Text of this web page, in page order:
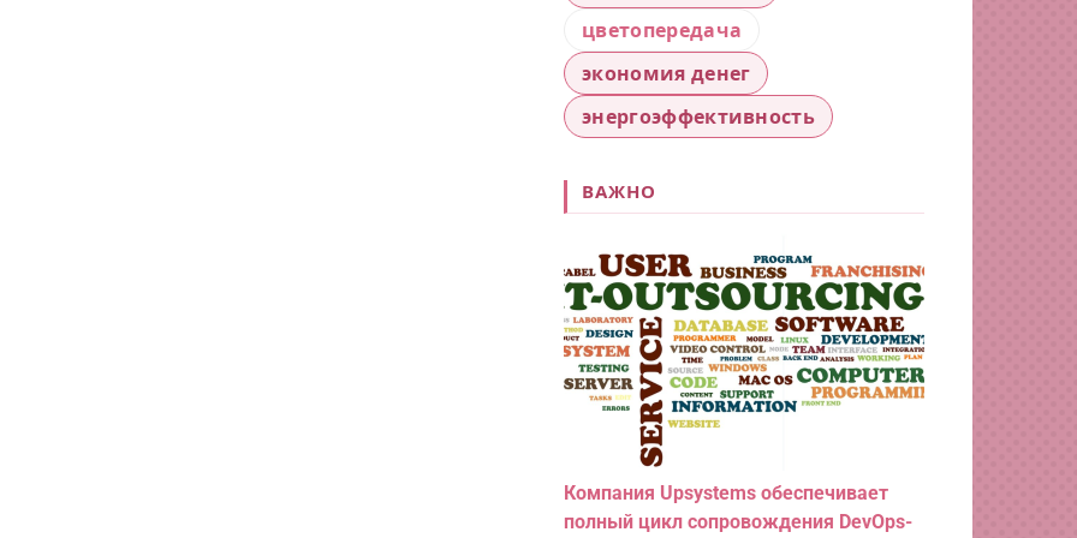
цветопередача
экономия денег
энергоэффективность
ВАЖНО
Компания Upsystems обеспечивает
полный цикл сопровождения DevOps-